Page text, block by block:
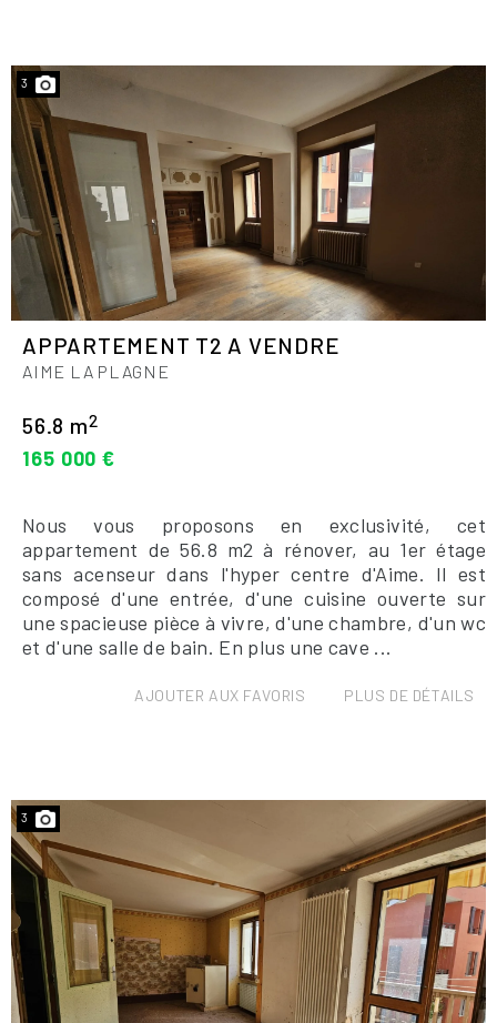
3
APPARTEMENT T2 A VENDRE
AIME LA PLAGNE
56.8 m2
165 000 €
Nous vous proposons en exclusivité, cet
appartement de 56.8 m2 à rénover, au 1er étage
sans acenseur dans l'hyper centre d'Aime. Il est
composé d'une entrée, d'une cuisine ouverte sur
une spacieuse pièce à vivre, d'une chambre, d'un wc
et d'une salle de bain. En plus une cave ...
AJOUTER AUX FAVORIS PLUS DE DÉTAILS
3